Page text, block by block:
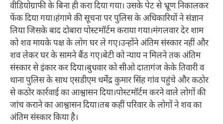
वीडियोग्राफी के बिना ही करा दिया गया। उसके पेट से भ्रूण निकालकर
फेंक दिया गया।हंगामे की सूचना पर पुलिस के अधिकारियों ने संज्ञान
लिया जिसके बाद दोबारा पोस्टमॉर्टम कराया गया।मंगलवार देर शाम
को शव मायके पक्ष के लोग घर ले गए।उन्होंने अंतिम संस्कार नहीं और
शव लेकर घर के सामने बैंठ गए।बेटी को न्याय न मिलने तक अंतिम
संस्कार से इंकार कर दिया।बुधवार को सीओ दातागंज केके तिवारी व
थाना पुलिस के साथ एसडीएम धर्मेंद्र कुमार सिंह गांव पहुंचे और कठोर
से कठोर कार्रवाई का आश्वासन दिया।पोस्टमॉर्टम करने वाले लोगों की
जांच कराने का आश्वासन दिया।तब कहीं परिवार के लोगों ने शव का
अंतिम संस्कार किया है।